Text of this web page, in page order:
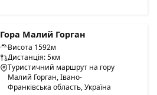
Гора Малий Горган
Висота 1592м
Дистанція: 5км
Туристичний маршрут на гору
Малий Горган, Івано-
Франківська область, Україна